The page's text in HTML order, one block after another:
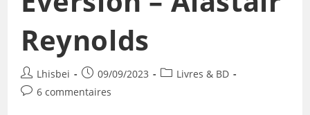
Reynolds
Lhisbei 09/09/2023
Livres & BD
6 commentaires